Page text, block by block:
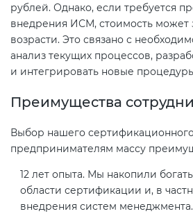
рублей. Однако, если требуется
внедрения ИСМ, стоимость может
возрасти. Это связано с
анализ текущих процессов,
и интегрировать новые
Преимущества
Выбор нашего
предпринимателям массу
12 лет опыта. Мы накопили
области сертификации и, в
внедрения систем менеджмента.